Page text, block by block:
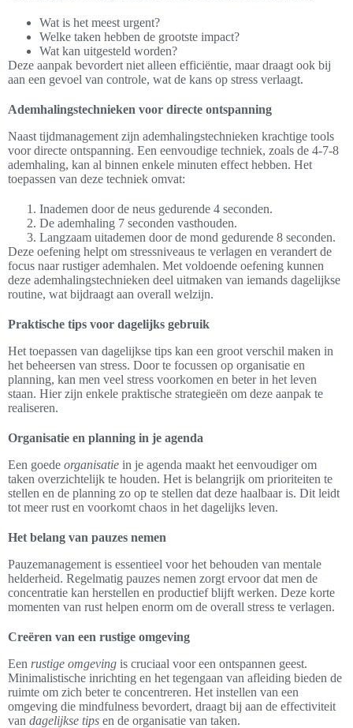
Wat is het meest urgent?
Welke taken hebben de grootste impact?
Wat kan uitgesteld worden?
Deze aanpak bevordert niet alleen efficiëntie, maar draagt ook bij
aan een gevoel van controle, wat de kans op stress verlaagt.
Ademhalingstechnieken voor directe ontspanning
Naast tijdmanagement zijn ademhalingstechnieken krachtige tools
voor directe ontspanning. Een eenvoudige techniek, zoals de 4-7-8
ademhaling, kan al binnen enkele minuten effect hebben. Het
toepassen van deze techniek omvat:
Inademen door de neus gedurende 4 seconden.
De ademhaling 7 seconden vasthouden.
Langzaam uitademen door de mond gedurende 8 seconden.
Deze oefening helpt om stressniveaus te verlagen en verandert de
focus naar rustiger ademhalen. Met voldoende oefening kunnen
deze ademhalingstechnieken deel uitmaken van iemands dagelijkse
routine, wat bijdraagt aan overall welzijn.
Praktische tips voor dagelijks gebruik
Het toepassen van dagelijkse tips kan een groot verschil maken in
het beheersen van stress. Door te focussen op organisatie en
planning, kan men veel stress voorkomen en beter in het leven
staan. Hier zijn enkele praktische strategieën om deze aanpak te
realiseren.
Organisatie en planning in je agenda
Een goede organisatie in je agenda maakt het eenvoudiger om
taken overzichtelijk te houden. Het is belangrijk om prioriteiten te
stellen en de planning zo op te stellen dat deze haalbaar is. Dit leidt
tot meer rust en voorkomt chaos in het dagelijks leven.
Het belang van pauzes nemen
Pauzemanagement is essentieel voor het behouden van mentale
helderheid. Regelmatig pauzes nemen zorgt ervoor dat men de
concentratie kan herstellen en productief blijft werken. Deze korte
momenten van rust helpen enorm om de overall stress te verlagen.
Creëren van een rustige omgeving
Een rustige omgeving is cruciaal voor een ontspannen geest.
Minimalistische inrichting en het tegengaan van afleiding bieden de
ruimte om zich beter te concentreren. Het instellen van een
omgeving die mindfulness bevordert, draagt bij aan de effectiviteit
van dagelijkse tips en de organisatie van taken.